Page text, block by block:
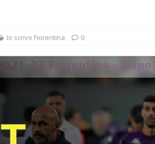
Io scrivo Fiorentina 0